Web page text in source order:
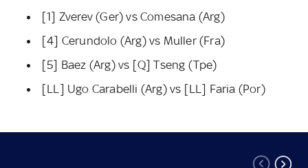
[1] Zverev (Ger) vs Comesana (Arg)
[4] Cerundolo (Arg) vs Muller (Fra)
[5] Baez (Arg) vs [Q] Tseng (Tpe)
[LL] Ugo Carabelli (Arg) vs [LL] Faria (Por)